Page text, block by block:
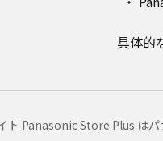
具体的
ト Panasonic Store Plus はパ